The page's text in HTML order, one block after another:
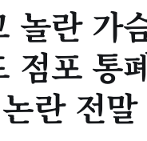
놀란 가
점포 통
란 전말